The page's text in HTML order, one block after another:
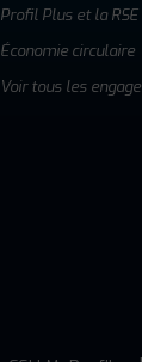
Profil Plus et la RSE
Économie circulaire
Voir tous les